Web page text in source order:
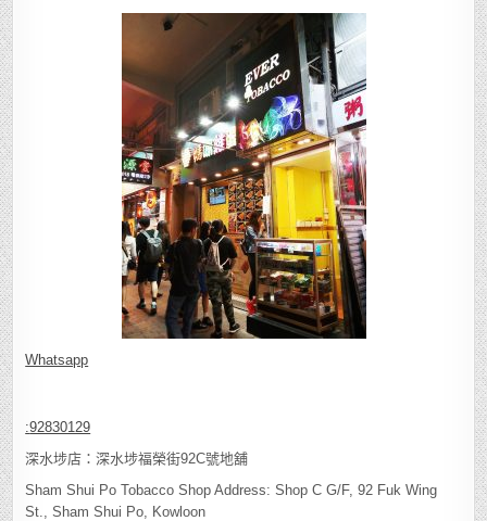
Whatsapp
:92830129
深水埗店：深水埗福榮街92C號地舖
Sham Shui Po Tobacco Shop Address: Shop C G/F, 92 Fuk Wing
St., Sham Shui Po, Kowloon